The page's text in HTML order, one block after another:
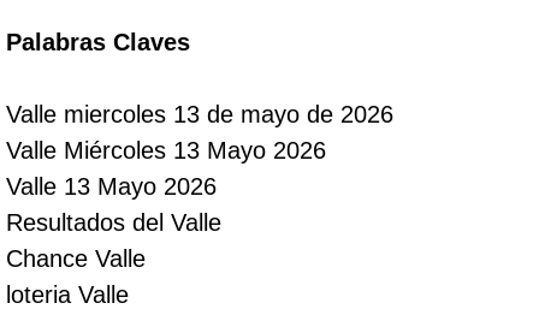
Palabras Claves
Valle miercoles 13 de mayo de 2026
Valle Miércoles 13 Mayo 2026
Valle 13 Mayo 2026
Resultados del Valle
Chance Valle
loteria Valle